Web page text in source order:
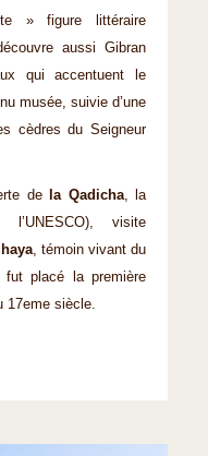
» figure littéraire
aussi Gibran
qui accentuent le
musée, suivie d’une
cèdres du Seigneur
de la Qadicha, la
visite
, témoin vivant du
fut placé la première
17eme siècle.